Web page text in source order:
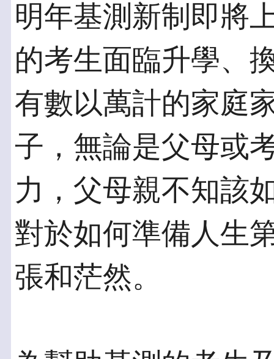
明年基測新制即將
的考生面臨升學、
有數以萬計的家庭
子，無論是父母或
力，父母親不知該
對於如何準備人生
張和茫然。